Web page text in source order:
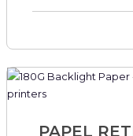
PAPEL